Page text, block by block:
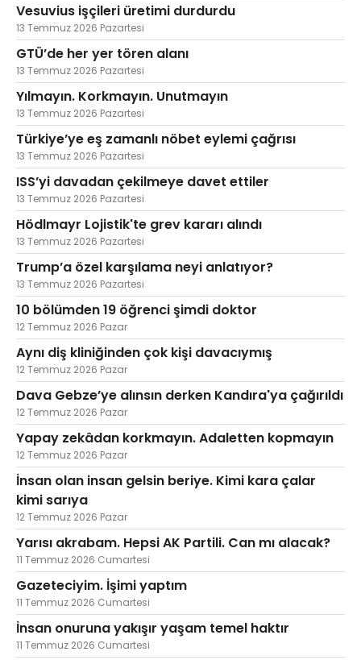
Vesuvius işçileri üretimi durdurdu
13 Temmuz 2026 Pazartesi
GTÜ’de her yer tören alanı
13 Temmuz 2026 Pazartesi
Yılmayın. Korkmayın. Unutmayın
13 Temmuz 2026 Pazartesi
Türkiye’ye eş zamanlı nöbet eylemi çağrısı
13 Temmuz 2026 Pazartesi
ISS’yi davadan çekilmeye davet ettiler
13 Temmuz 2026 Pazartesi
Hödlmayr Lojistik'te grev kararı alındı
13 Temmuz 2026 Pazartesi
Trump’a özel karşılama neyi anlatıyor?
13 Temmuz 2026 Pazartesi
10 bölümden 19 öğrenci şimdi doktor
12 Temmuz 2026 Pazar
Aynı diş kliniğinden çok kişi davacıymış
12 Temmuz 2026 Pazar
Dava Gebze’ye alınsın derken Kandıra'ya çağırıldı
12 Temmuz 2026 Pazar
Yapay zekâdan korkmayın. Adaletten kopmayın
12 Temmuz 2026 Pazar
İnsan olan insan gelsin beriye. Kimi kara çalar
kimi sarıya
12 Temmuz 2026 Pazar
Yarısı akrabam. Hepsi AK Partili. Can mı alacak?
11 Temmuz 2026 Cumartesi
Gazeteciyim. İşimi yaptım
11 Temmuz 2026 Cumartesi
İnsan onuruna yakışır yaşam temel haktır
11 Temmuz 2026 Cumartesi